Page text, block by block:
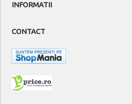
INFORMATII
CONTACT